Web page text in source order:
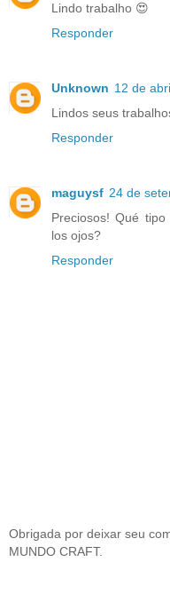
Lindo trabalho 😍
Responder
Unknown 12 de
Lindos seus
Responder
maguysf 24 de
Preciosos! Qué
los ojos?
Responder
Obrigada por deixar seu
MUNDO CRAFT.